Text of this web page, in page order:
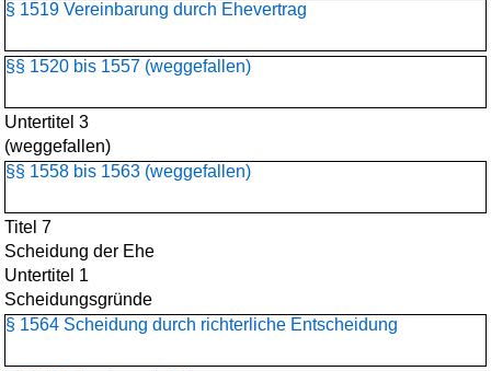
§ 1519 Vereinbarung durch Ehevertrag
§§ 1520 bis 1557 (weggefallen)
Untertitel 3
(weggefallen)
§§ 1558 bis 1563 (weggefallen)
Titel 7
Scheidung der Ehe
Untertitel 1
Scheidungsgründe
§ 1564 Scheidung durch richterliche Entscheidung